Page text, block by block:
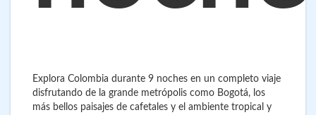
Explora Colombia durante 9 noches en un completo viaje
disfrutando de la grande metrópolis como Bogotá, los
más bellos paisajes de cafetales y el ambiente tropical y